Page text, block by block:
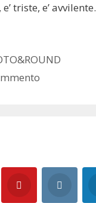
triste, e’ avvilente.